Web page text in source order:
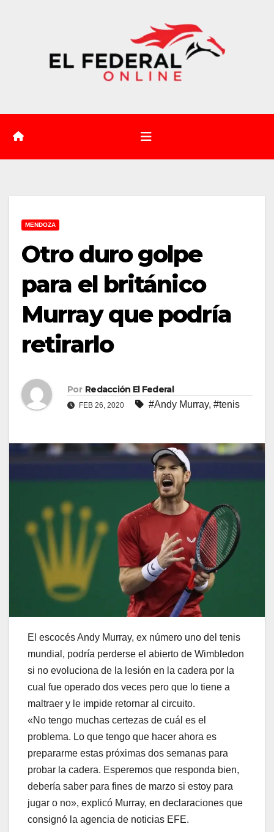
MENDOZA
Otro duro golpe
para el británico
Murray que podría
retirarlo
Por Redacción El Federal
FEB 26, 2020 #Andy Murray, #tenis
El escocés Andy Murray, ex número uno del tenis
mundial, podría perderse el abierto de Wimbledon
si no evoluciona de la lesión en la cadera por la
cual fue operado dos veces pero que lo tiene a
maltraer y le impide retornar al circuito.
«No tengo muchas certezas de cuál es el
problema. Lo que tengo que hacer ahora es
prepararme estas próximas dos semanas para
probar la cadera. Esperemos que responda bien,
debería saber para fines de marzo si estoy para
jugar o no», explicó Murray, en declaraciones que
consignó la agencia de noticias EFE.